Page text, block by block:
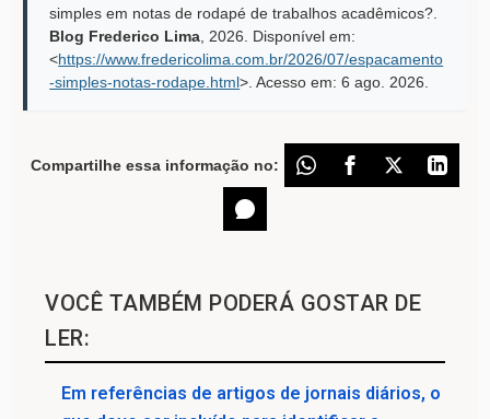
simples em notas de rodapé de trabalhos acadêmicos?.
Blog Frederico Lima 2026 . Disponível em:
<https://www.fredericolima.com.br/2026/07/espacamento
-simples-notas-rodape.html>. Acesso em:6 ago. 2026
Compartilhe essa informação no:
VOCÊ TAMBÉM PODERÁ GOSTAR DE
LER:
Em referências de artigos de jornais diários, o